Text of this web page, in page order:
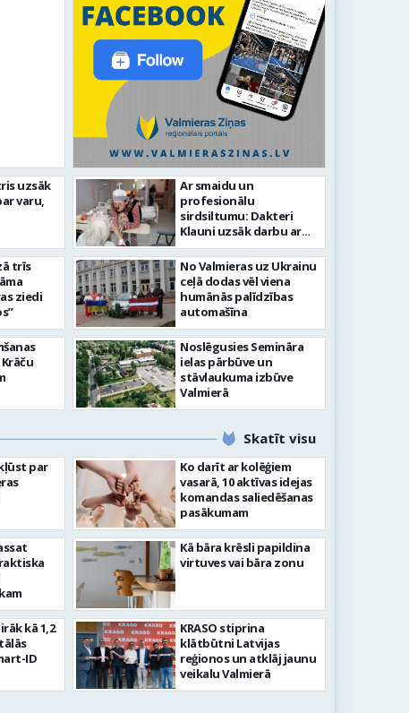
notikumiem
743. dzimšanas diena
uzsāk
varu,
trīs
ziedi
Ar smaidu un
profesionālu
sirdsiltumu: Dakteri
Klauni uzsāk darbu ar
senioriem Vidzemes
slimnīcā
No Valmieras uz Ukrainu
ceļā dodas vēl viena
humānās palīdzības
automašīna
Noslēgusies Semināra
ielas pārbūve un
stāvlaukuma izbūve
Valmierā
Skatīt visu
par
kā 1,2
ID
Ko darīt ar kolēģiem
vasarā, 10 aktīvas idejas
komandas saliedēšanas
pasākumam
Kā bāra krēsli papildina
virtuves vai bāra zonu
KRASO stiprina
klātbūtni Latvijas
reģionos un atklāj jaunu
veikalu Valmierā